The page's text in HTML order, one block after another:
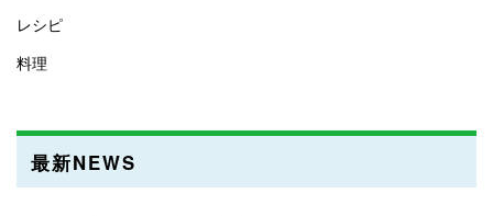
レシピ
料理
最新NEWS